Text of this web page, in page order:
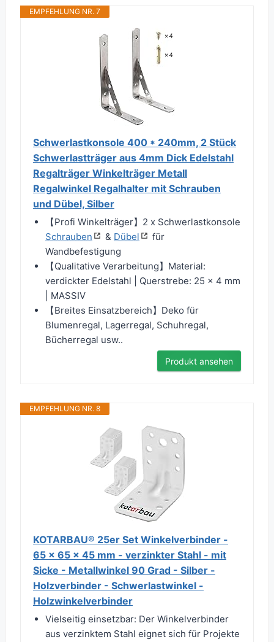
EMPFEHLUNG NR. 7
Schwerlastkonsole 400 * 240mm, 2 Stück
Schwerlastträger aus 4mm Dick Edelstahl
Regalträger Winkelträger Metall
Regalwinkel Regalhalter mit Schrauben
und Dübel, Silber
【Profi Winkelträger】2 x Schwerlastkonsole
Schrauben
& Dübel
für
Wandbefestigung
【Qualitative Verarbeitung】Material:
verdickter Edelstahl | Querstrebe: 25 x 4 mm
| MASSIV
【Breites Einsatzbereich】Deko für
Blumenregal, Lagerregal, Schuhregal,
Bücherregal usw..
Produkt ansehen
EMPFEHLUNG NR. 8
KOTARBAU® 25er Set Winkelverbinder -
65 x 65 x 45 mm - verzinkter Stahl - mit
Sicke - Metallwinkel 90 Grad - Silber -
Holzverbinder - Schwerlastwinkel -
Holzwinkelverbinder
Vielseitig einsetzbar: Der Winkelverbinder
aus verzinktem Stahl eignet sich für Projekte